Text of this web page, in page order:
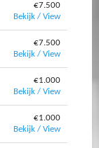
€7.500
Bekijk / View
€7.500
Bekijk / View
€1.000
Bekijk / View
€1.000
Bekijk / View